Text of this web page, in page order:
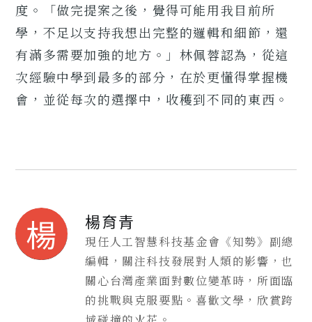
度。「做完提案之後，覺得可能用我目前所
學，不足以支持我想出完整的邏輯和細節，還
有滿多需要加強的地方。」林佩蓉認為，從這
次經驗中學到最多的部分，在於更懂得掌握機
會，並從每次的選擇中，收穫到不同的東西。
楊 楊育青
現任人工智慧科技基金會《知勢》副總
編輯，關注科技發展對人類的影響，也
關心台灣產業面對數位變革時，所面臨
的挑戰與克服要點。喜歡文學，欣賞跨